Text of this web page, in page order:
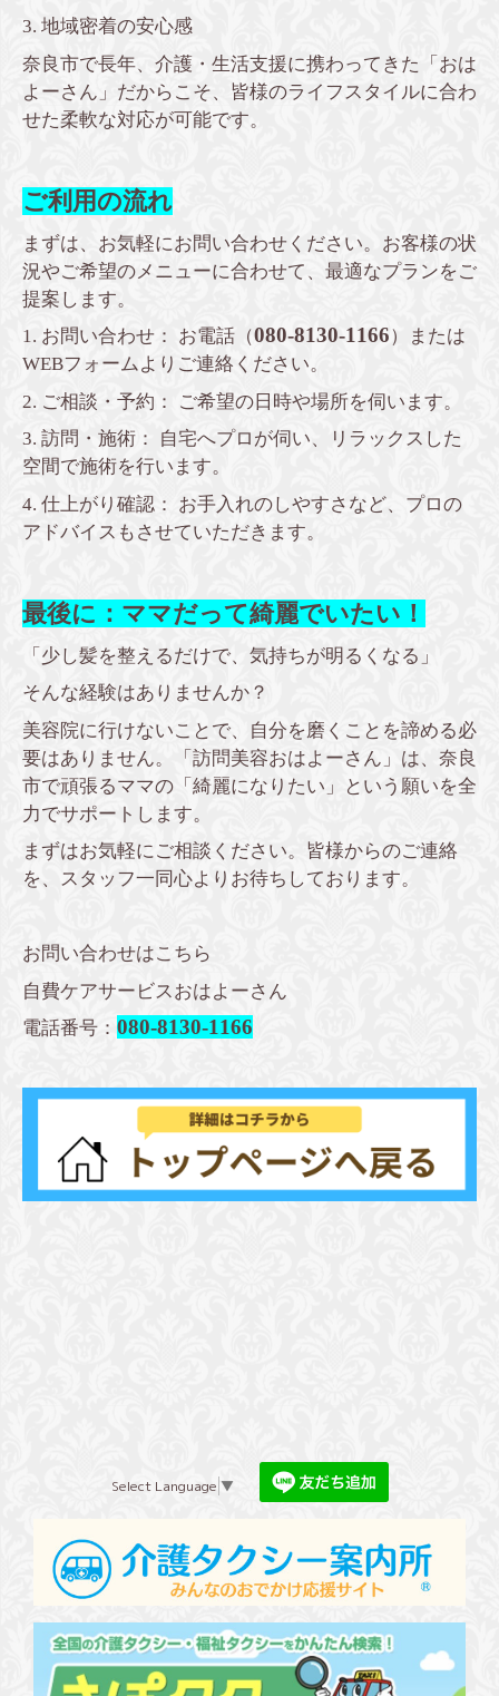
3. 地域密着の安心感
奈良市で長年、介護・生活支援に携わってきた「おは
よーさん」だからこそ、皆様のライフスタイルに合わ
せた柔軟な対応が可能です。
ご利用の流れ
まずは、お気軽にお問い合わせください。お客様の状
況やご希望のメニューに合わせて、最適なプランをご
提案します。
1. お問い合わせ： お電話（080-8130-1166）または
WEBフォームよりご連絡ください。
2. ご相談・予約： ご希望の日時や場所を伺います。
3. 訪問・施術： 自宅へプロが伺い、リラックスした
空間で施術を行います。
4. 仕上がり確認： お手入れのしやすさなど、プロの
アドバイスもさせていただきます。
最後に：ママだって綺麗でいたい！
「少し髪を整えるだけで、気持ちが明るくなる」
そんな経験はありませんか？
美容院に行けないことで、自分を磨くことを諦める必
要はありません。「訪問美容おはよーさん」は、奈良
市で頑張るママの「綺麗になりたい」という願いを全
力でサポートします。
まずはお気軽にご相談ください。皆様からのご連絡
を、スタッフ一同心よりお待ちしております。
お問い合わせはこちら
自費ケアサービスおはよーさん
電話番号： 080-8130-1166
Select Language ▼